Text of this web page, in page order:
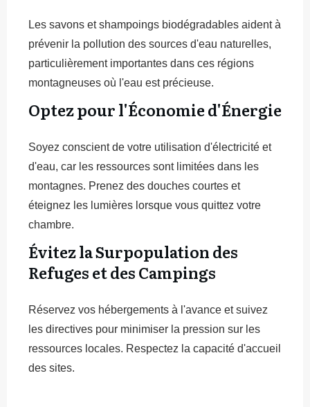
Les savons et shampoings biodégradables aident à
prévenir la pollution des sources d'eau naturelles,
particulièrement importantes dans ces régions
montagneuses où l'eau est précieuse.
Optez pour l'Économie d'Énergie
Soyez conscient de votre utilisation d'électricité et
d'eau, car les ressources sont limitées dans les
montagnes. Prenez des douches courtes et
éteignez les lumières lorsque vous quittez votre
chambre.
Évitez la Surpopulation des
Refuges et des Campings
Réservez vos hébergements à l'avance et suivez
les directives pour minimiser la pression sur les
ressources locales. Respectez la capacité d'accueil
des sites.